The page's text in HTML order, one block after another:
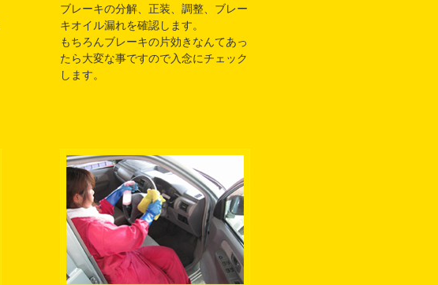
ブレーキの分解、正装、調整、ブレー
キオイル漏れを確認します。
もちろんブレーキの片効きなんてあっ
たら大変な事ですので入念にチェック
します。